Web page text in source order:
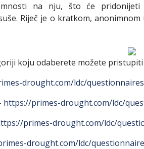
na nju, što će
Riječ je o kratkom,
koju odaberete možete pristupiti
drought.com/ldc/
https://primes-drought.com/ldc/
primes-drought.com/ldc/
drought.com/ldc/